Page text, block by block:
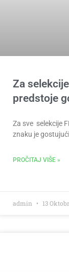
Za
predstoje
Za sve selekcije
znaku je
PROČITAJ VIŠE »
admin 13